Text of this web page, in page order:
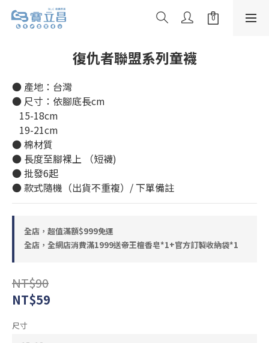
復仇者聯盟系列童襪
● 產地：台灣
● 尺寸：依腳底長cm
   15-18cm
   19-21cm
● 棉材質
● 長度至腳裸上 （短襪)
● 批發6起
● 款式隨機（出貨不重複）/ 下單備註
全店，超值滿額$999免運
全店，全網店消費滿1999送帝王檀香皂*1+官方訂製收納袋*1
NT$90
NT$59
尺寸